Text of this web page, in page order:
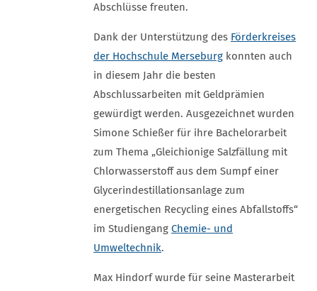
Abschlüsse freuten.
Dank der Unterstützung des Förderkreises
der Hochschule Merseburg konnten auch
in diesem Jahr die besten
Abschlussarbeiten mit Geldprämien
gewürdigt werden. Ausgezeichnet wurden
Simone Schießer für ihre Bachelorarbeit
zum Thema „Gleichionige Salzfällung mit
Chlorwasserstoff aus dem Sumpf einer
Glycerindestillationsanlage zum
energetischen Recycling eines Abfallstoffs“
im Studiengang Chemie- und
Umweltechnik.
Max Hindorf wurde für seine Masterarbeit